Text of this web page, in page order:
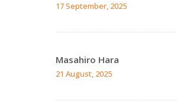
17 September, 2025
Masahiro Hara
21 August, 2025